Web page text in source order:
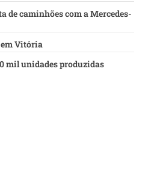
de caminhões com a Mercedes-
Vitória
mil unidades produzidas